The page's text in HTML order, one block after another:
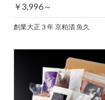
￥3,996～
創業大正３年 京粕漬 魚久